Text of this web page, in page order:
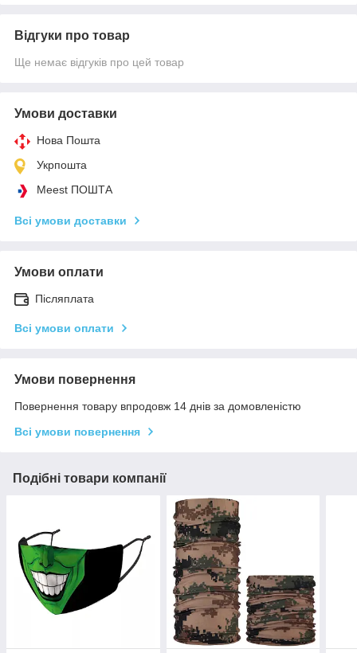
Відгуки про товар
Ще немає відгуків про цей товар
Умови доставки
Нова Пошта
Укрпошта
Meest ПОШТА
Всі умови доставки
Умови оплати
Післяплата
Всі умови оплати
Умови повернення
Повернення товару впродовж 14 днів за домовленістю
Всі умови повернення
Подібні товари компанії